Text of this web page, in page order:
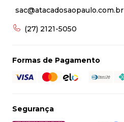
sac@atacadosaopaulo.com.br
(27) 2121-5050
Formas de Pagamento
Segurança